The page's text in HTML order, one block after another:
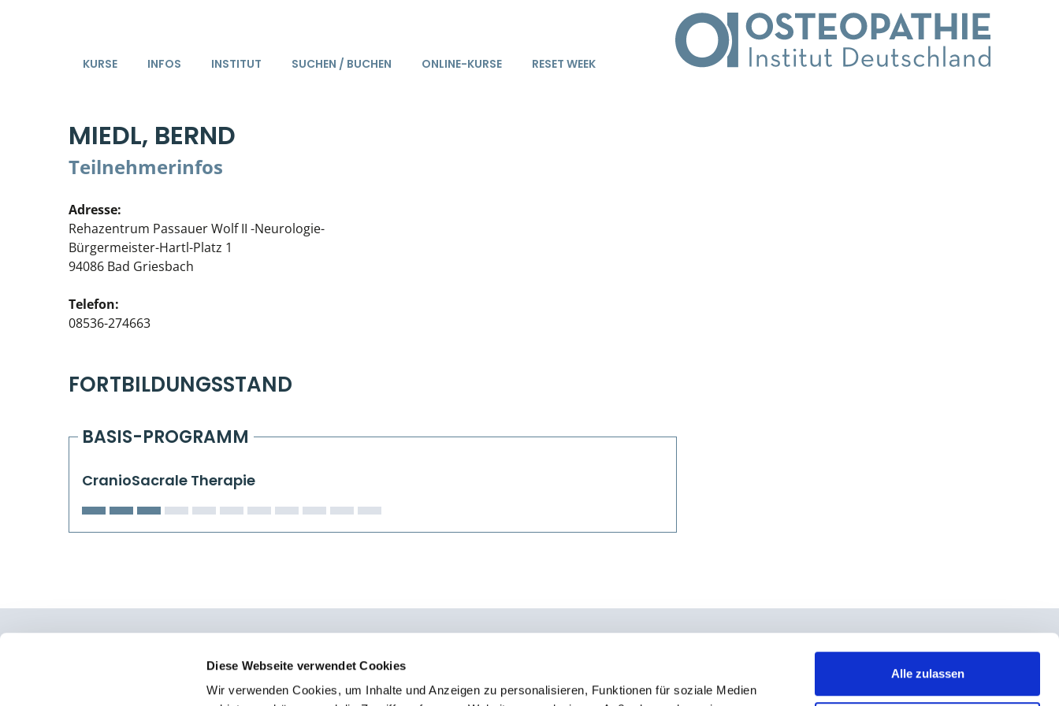
Diese Webseite verwendet Cookies
Wir verwenden Cookies, um Inhalte und Anzeigen zu personalisieren, Funktionen für soziale Medien
Alle zulassen
KURSE INFOS INSTITUT SUCHEN / BUCHEN ONLINE-KURSE RESET WEEK
MIEDL, BERND
Teilnehmerinfos
Adresse:
Rehazentrum Passauer Wolf II -Neurologie-
Bürgermeister-Hartl-Platz 1
94086 Bad Griesbach
Telefon:
08536-274663
FORTBILDUNGSSTAND
BASIS-PROGRAMM
CranioSacrale Therapie
Konrad-Adenauer-Straße 6
0451 - 4 79 95 0 Kontakt